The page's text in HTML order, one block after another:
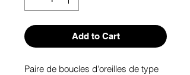
Add to Cart
Paire de boucles d'oreilles de type